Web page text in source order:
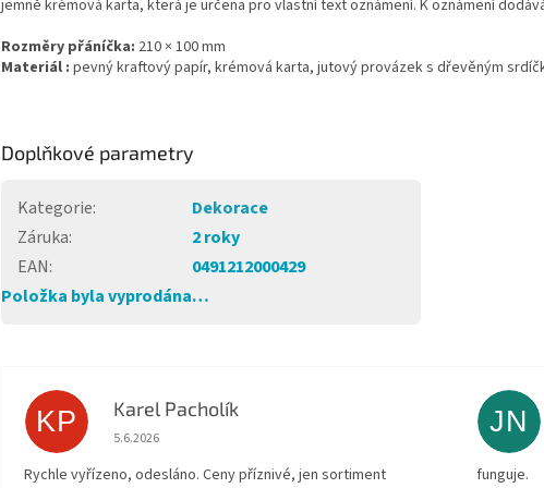
jemně krémová karta, která je určena pro vlastní text oznámení. K oznámení
Rozměry přáníčka: 210 × 100 mm
Materiál : pevný kraftový papír, krémová karta, jutový provázek s dřevěným
Doplňkové parametry
Kategorie:
Dekorace
Záruka:
2 roky
EAN:
0491212000429
Položka byla vyprodána…
KP Karel Pacholík
Hodnocení obchodu je 4 z 5 hvězdiček.
5.6.2026
Rychle vyřízeno, odesláno. Ceny příznivé, jen sortiment
JN
funguje.